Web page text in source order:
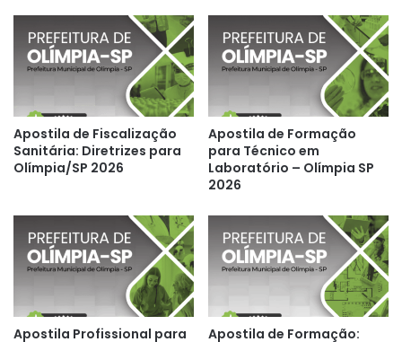
Apostila de Fiscalização
Sanitária: Diretrizes para
Olímpia/SP 2026
Apostila de Formação
para Técnico em
Laboratório – Olímpia SP
2026
Apostila Profissional para
Apostila de Formação: